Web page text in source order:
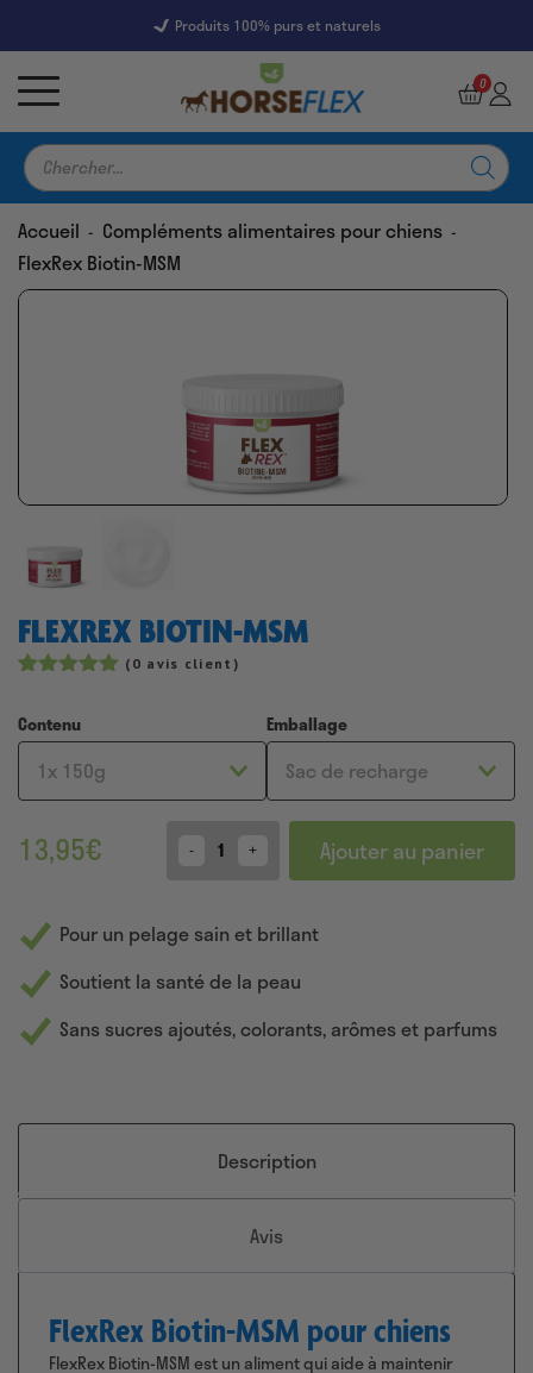
Produits 100% purs et naturels
9,5 7245 Reviews
Recherche
de
produits
0
Accueil - Compléments alimentaires pour chiens -
FlexRex Biotin-MSM
FLEXREX BIOTIN-MSM
basé sur
notations
client
( 0 avis client)
Pour un pelage sain et brillant
Soutient la santé de la peau
Sans sucres ajoutés, colorants, arômes et parfums
Contenu Emballage
13,95€ Quantity Ajouter au panier
Description
Avis
FlexRex Biotin-MSM pour chiens
FlexRex Biotin-MSM est un aliment qui aide à maintenir